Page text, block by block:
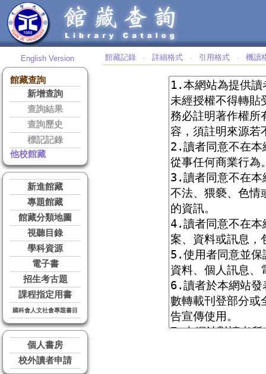
English Version
館藏查詢
新增查詢
查詢結果
查詢歷史
標記記錄
他校館藏
新進館藏
專題館藏
館藏分類地圖
視聽目錄
學科資源
電子書
招生考古題
課程指定用書
國科會人文社會專題書目
個人書房
校外讀者申請
館藏記錄 ‧ 詳細格式 ‧ 引用格式 ‧ 機讀